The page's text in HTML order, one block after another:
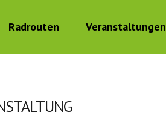
Radrouten Veranstaltungen